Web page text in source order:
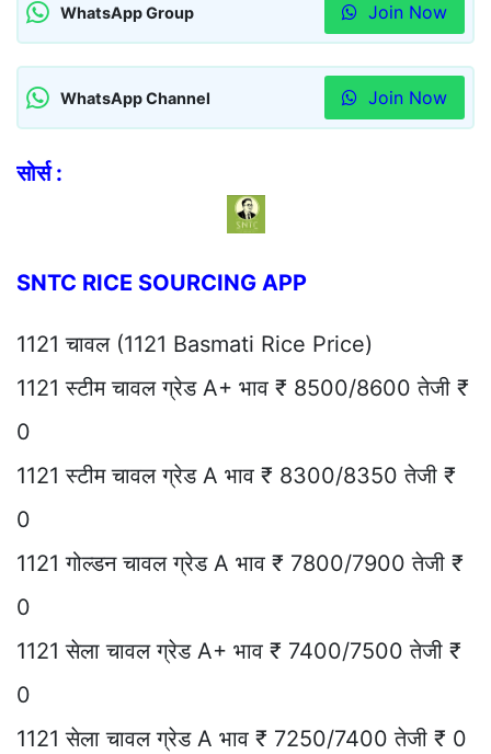
WhatsApp Group Join Now
WhatsApp Channel Join Now
सोर्स :
SNTC RICE SOURCING APP
1121 चावल (1121 Basmati Rice Price)
1121 स्टीम चावल ग्रेड A+ भाव ₹ 8500/8600 तेजी ₹
0
1121 स्टीम चावल ग्रेड A भाव ₹ 8300/8350 तेजी ₹
0
1121 गोल्डन चावल ग्रेड A भाव ₹ 7800/7900 तेजी ₹
0
1121 सेला चावल ग्रेड A+ भाव ₹ 7400/7500 तेजी ₹
0
1121 सेला चावल ग्रेड A भाव ₹ 7250/7400 तेजी ₹ 0